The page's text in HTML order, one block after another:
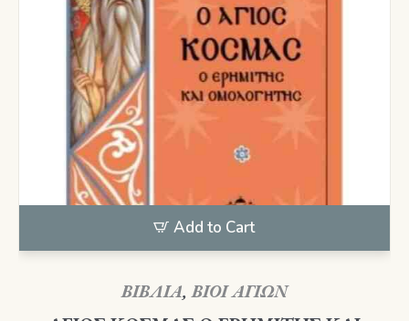
Add to Cart
ΒΙΒΛΙΑ,ΒΙΟΙ ΑΓΙΩΝ